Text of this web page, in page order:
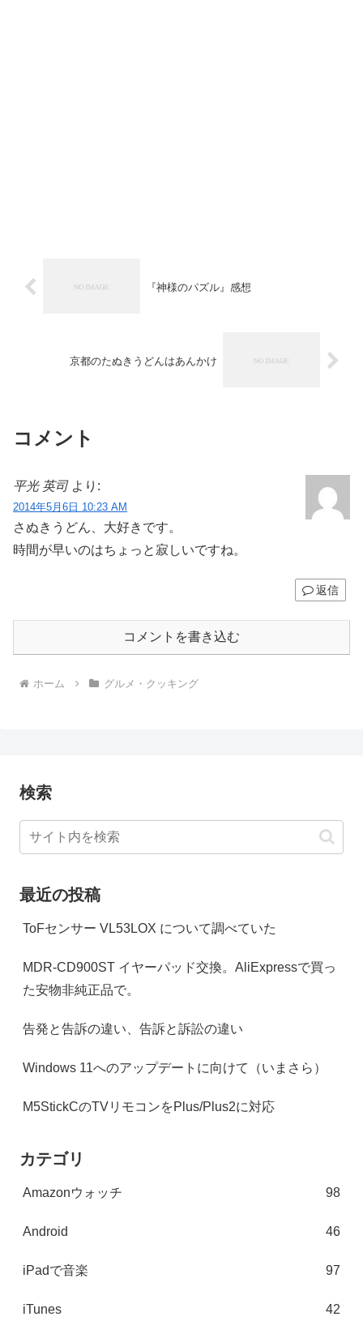
『神様のパズル』感想
京都のたぬきうどんはあんかけ
コメント
平光 英司 より:
2014年5月6日 10:23 AM
さぬきうどん、大好きです。
時間が早いのはちょっと寂しいですね。
返信
コメントを書き込む
ホーム グルメ・クッキング
検索
最近の投稿
ToFセンサー VL53LOX について調べていた
MDR-CD900ST イヤーパッド交換。AliExpressで買っ
た安物非純正品で。
告発と告訴の違い、告訴と訴訟の違い
Windows 11へのアップデートに向けて（いまさら）
M5StickCのTVリモコンをPlus/Plus2に対応
カテゴリ
Amazonウォッチ 98
Android 46
iPadで音楽 97
iTunes 42